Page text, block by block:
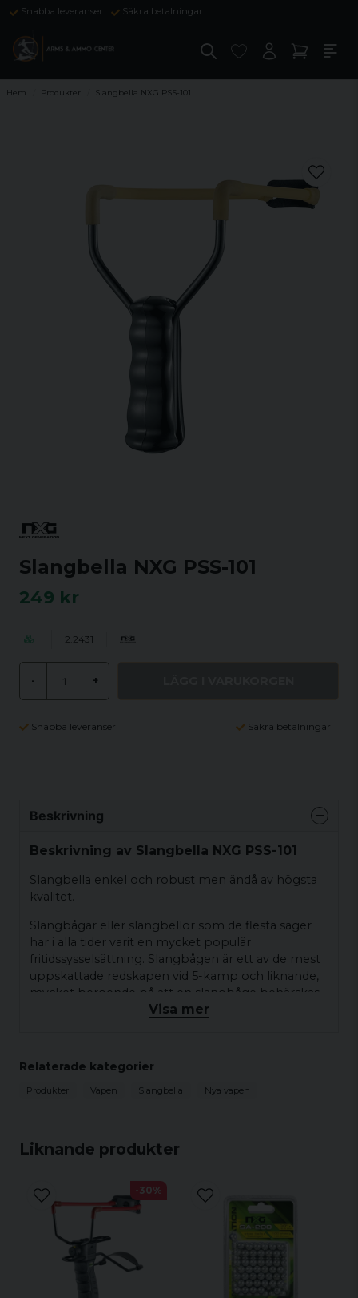
Snabba leveranser Säkra betalningar
Hem Produkter Slangbella NXG PSS-101
Slangbella NXG PSS-101
249 kr
2.2431
- +
Snabba leveranser Säkra betalningar
Liknande produkter
-30%
Beskrivning
Beskrivning av Slangbella NXG PSS-101
Slangbella enkel och robust men ändå av högsta
kvalitet.
Slangbågar eller slangbellor som de flesta säger
har i alla tider varit en mycket populär
fritidssysselsättning. Slangbågen är ett av de mest
uppskattade redskapen vid 5-kamp och liknande,
mycket beroende på att en slangbåge behärskas
av nästan alla utan större träning.
SPECIFIKATION
Bredd 100 mm
Visa mer
Relaterade kategorier
Produkter Vapen Slangbella Nya vapen